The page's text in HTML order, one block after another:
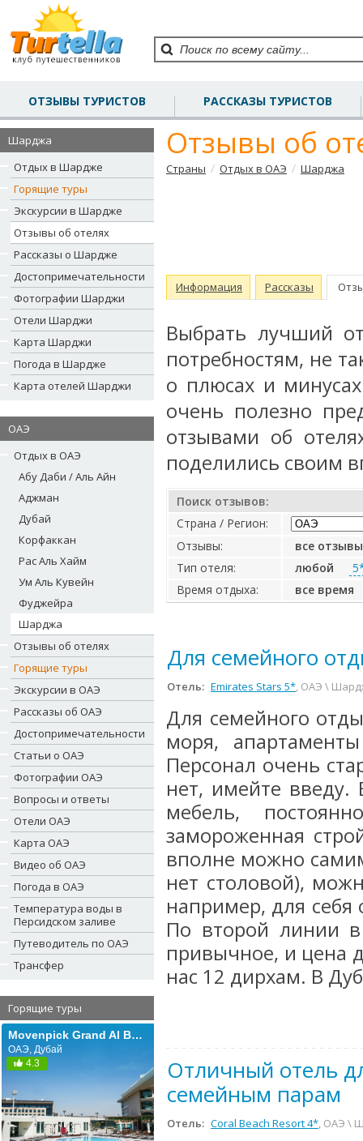
ОТЗЫВЫ ТУРИСТОВ РАССКАЗЫ ТУРИСТОВ
Шарджа
Отдых в Шардже
Горящие туры
Экскурсии в Шардже
Отзывы об отелях
Рассказы о Шардже
Достопримечательности
Фотографии Шарджи
Отели Шарджи
Карта Шарджи
Погода в Шардже
Карта отелей Шарджи
ОАЭ
Отдых в ОАЭ
Абу Даби / Аль Айн
Аджман
Дубай
Корфаккан
Рас Аль Хайм
Ум Аль Кувейн
Фуджейра
Шарджа
Отзывы об отелях
Горящие туры
Экскурсии в ОАЭ
Рассказы об ОАЭ
Достопримечательности
Статьи о ОАЭ
Фотографии ОАЭ
Вопросы и ответы
Отели ОАЭ
Карта ОАЭ
Видео об ОАЭ
Погода в ОАЭ
Температура воды в
Персидском заливе
Путеводитель по ОАЭ
Трансфер
Горящие туры
Movenpick Grand Al Bustan Dubai (ех. Roda Al Bustan Dubai Airport; Al Bustan Rotana)
ОАЭ, Дубай
4.3
Отзывы об
Страны / Отдых в ОАЭ / Шарджа
Информация Рассказы
Выбрать лучший
потребностям, не
о плюсах и
очень полезно
отзывами об
поделились своим
Поиск отзывов:
Страна / Регион:
Отзывы:
все отзывы
Тип отеля:
любой
Время отдыха:
все время
Для семейного
Отель: Emirates Stars 5*, ОАЭ \
Для семейного
моря,
Персонал очень
нет, имейте введу.
мебель,
замороженная
вполне можно
нет столовой),
например, для себя
По второй линии
привычное, и цена
нас 12 дирхам. В
Отличный отель
семейным парам
Отель: Coral Beach Resort 4*, ОАЭ \